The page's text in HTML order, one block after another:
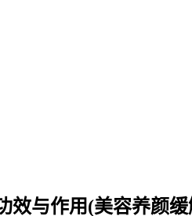
效与作用(美容养颜